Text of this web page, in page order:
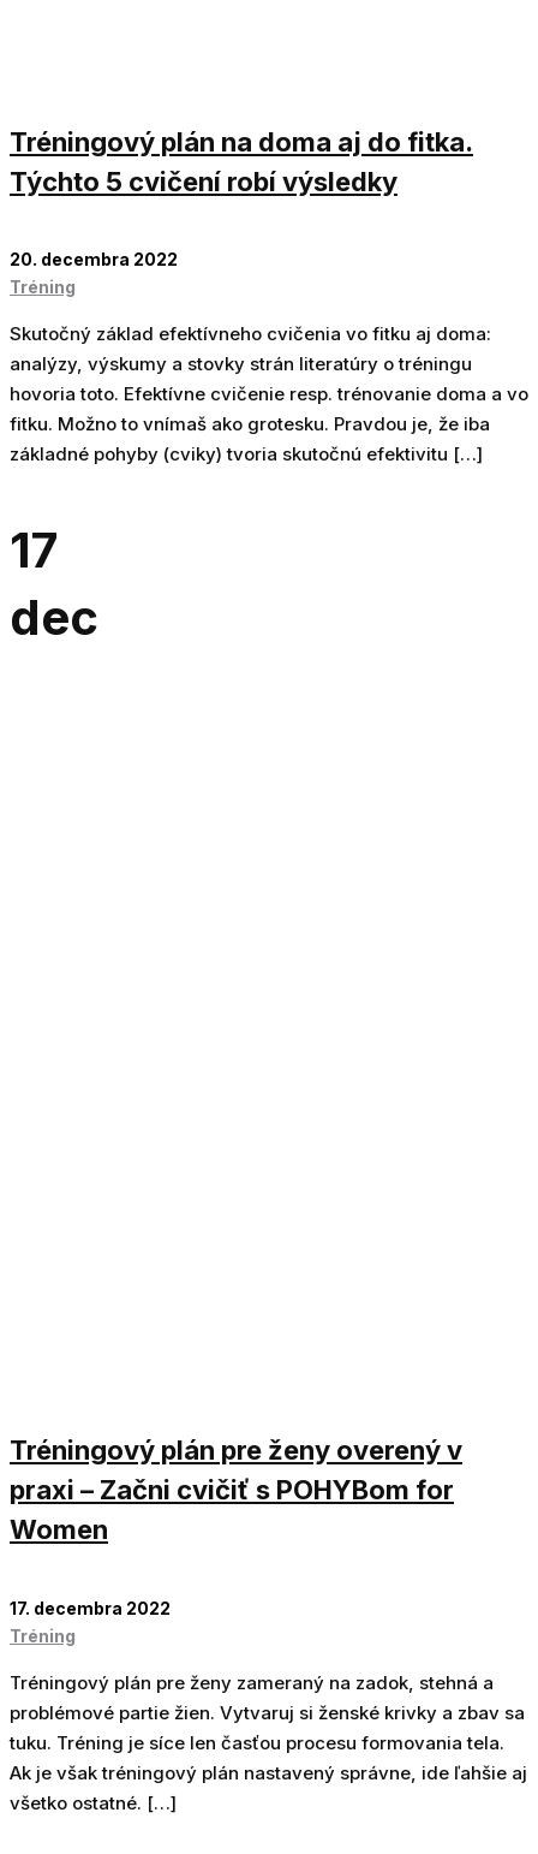
Tréningový plán na doma aj do fitka.
Týchto 5 cvičení robí výsledky
20. decembra 2022
Tréning
Skutočný základ efektívneho cvičenia vo fitku aj doma:
analýzy, výskumy a stovky strán literatúry o tréningu
hovoria toto. Efektívne cvičenie resp. trénovanie doma a vo
fitku. Možno to vnímaš ako grotesku. Pravdou je, že iba
základné pohyby (cviky) tvoria skutočnú efektivitu […]
17
dec
Tréningový plán pre ženy overený v
praxi – Začni cvičiť s POHYBom for
Women
17. decembra 2022
Tréning
Tréningový plán pre ženy zameraný na zadok, stehná a
problémové partie žien. Vytvaruj si ženské krivky a zbav sa
tuku. Tréning je síce len časťou procesu formovania tela.
Ak je však tréningový plán nastavený správne, ide ľahšie aj
všetko ostatné. […]